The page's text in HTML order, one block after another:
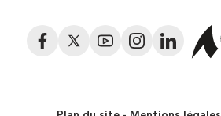
Facebook
Twitter YouTubeInstagramLinkedIn